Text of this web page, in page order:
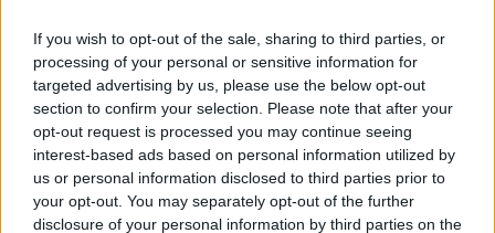
If you wish to opt-out of the sale, sharing to third parties, or
processing of your personal or sensitive information for
targeted advertising by us, please use the below opt-out
section to confirm your selection. Please note that after your
opt-out request is processed you may continue seeing
interest-based ads based on personal information utilized by
us or personal information disclosed to third parties prior to
your opt-out. You may separately opt-out of the further
disclosure of your personal information by third parties on the
Radenciben töltik az edzőtáborukat, és
készülnek a hamarosan elrajtoló szenzonra.